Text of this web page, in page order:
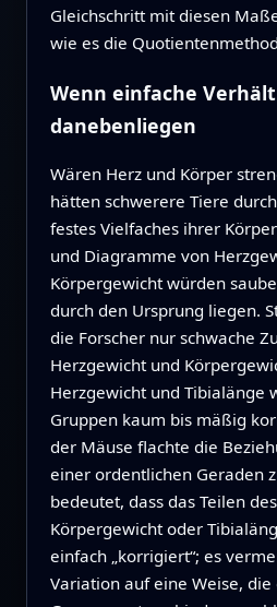
Gleichschritt mit diesen
wie es die
Wenn einfache
danebenliegen
Wären Herz und Körper
hätten schwerere Tiere
festes Vielfaches ihrer
und Diagramme von
Körpergewicht würden
durch den Ursprung liegen.
die Forscher nur schwache
Herzgewicht und
Herzgewicht und Tibialänge
Gruppen kaum bis mäßig
der Mäuse flachte die
einer ordentlichen Geraden
bedeutet, dass das Teilen
Körpergewicht oder
einfach „korrigiert“; es
Variation auf eine Weise, die